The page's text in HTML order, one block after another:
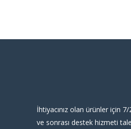
İhtiyacınız olan ürünler için
ve sonrası destek hizmeti